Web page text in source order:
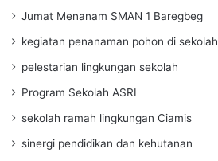
Jumat Menanam SMAN 1 Baregbeg
kegiatan penanaman pohon di sekolah
pelestarian lingkungan sekolah
Program Sekolah ASRI
sekolah ramah lingkungan Ciamis
sinergi pendidikan dan kehutanan